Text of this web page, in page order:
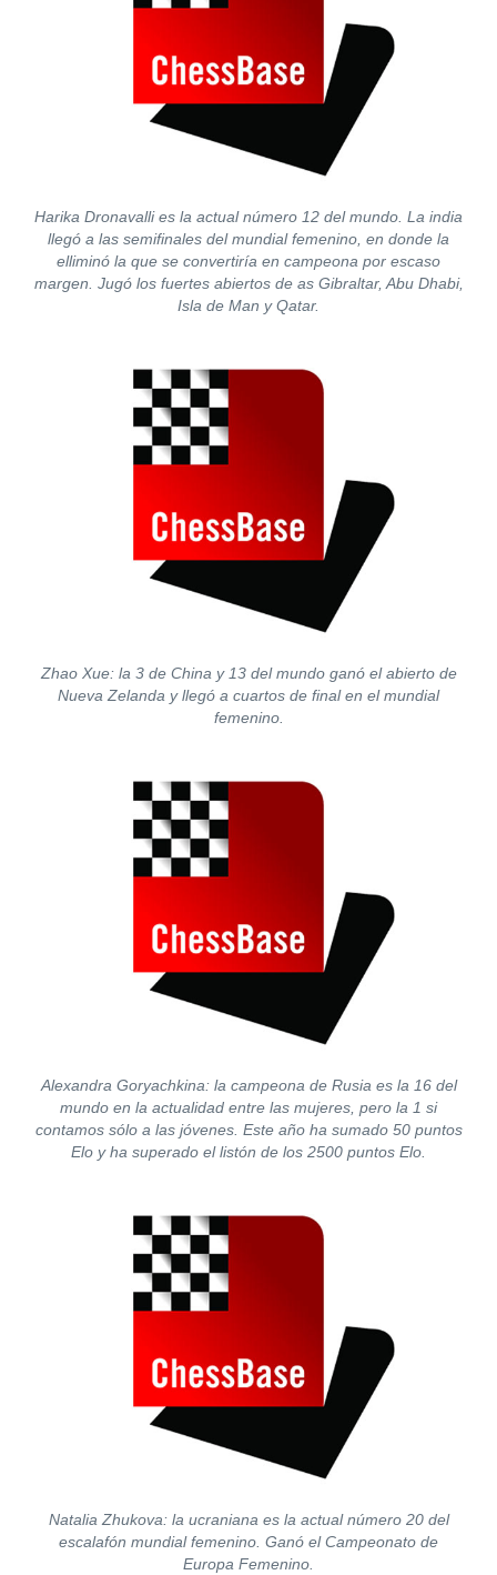
Harika Dronavalli es la actual número 12 del mundo. La india
llegó a las semifinales del mundial femenino, en donde la
elliminó la que se convertiría en campeona por escaso
margen. Jugó los fuertes abiertos de as Gibraltar, Abu Dhabi,
Isla de Man y Qatar.
Zhao Xue: la 3 de China y 13 del mundo ganó el abierto de
Nueva Zelanda y llegó a cuartos de final en el mundial
femenino.
Alexandra Goryachkina: la campeona de Rusia es la 16 del
mundo en la actualidad entre las mujeres, pero la 1 si
contamos sólo a las jóvenes. Este año ha sumado 50 puntos
Elo y ha superado el listón de los 2500 puntos Elo.
Natalia Zhukova: la ucraniana es la actual número 20 del
escalafón mundial femenino. Ganó el Campeonato de
Europa Femenino.